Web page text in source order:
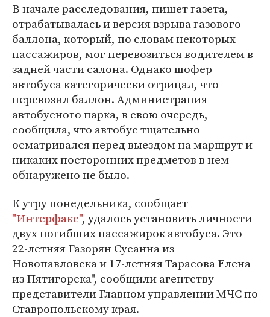
В начале расследования, пишет газета,
отрабатывалась и версия взрыва газового
баллона, который, по словам некоторых
пассажиров, мог перевозиться водителем в
задней части салона. Однако шофер
автобуса категорически отрицал, что
перевозил баллон. Администрация
автобусного парка, в свою очередь,
сообщила, что автобус тщательно
осматривался перед выездом на маршрут и
никаких посторонних предметов в нем
обнаружено не было.
К утру понедельника, сообщает
"Интерфакс", удалось установить личности
двух погибших пассажирок автобуса. Это
22-летняя Газорян Сусанна из
Новопавловска и 17-летняя Тарасова Елена
из Пятигорска", сообщили агентству
представители Главном управлении МЧС по
Ставропольскому края.